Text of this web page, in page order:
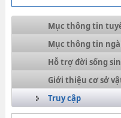
Mục thông tin
Mục thông tin
Hỗ trợ đời sống
Giới thiệu cơ sở
Truy cập